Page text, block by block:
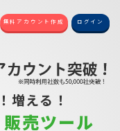
無料アカウント作成 ログイン
増える！
売ツール